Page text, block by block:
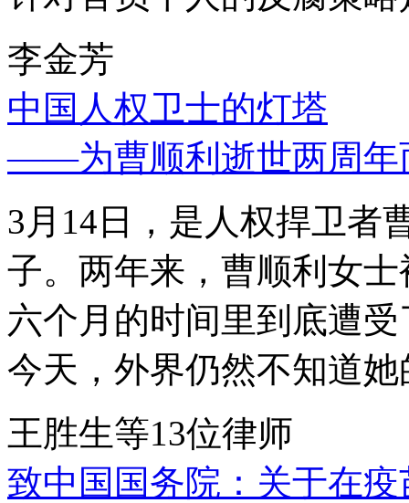
李金芳
中国人权卫士的灯塔
——为曹顺利逝世两周年
3月14日，是人权捍卫者
子。两年来，曹顺利女
六个月的时间里到底遭
今天，外界仍然不知道
王胜生等13位律师
致中国国务院：关于在